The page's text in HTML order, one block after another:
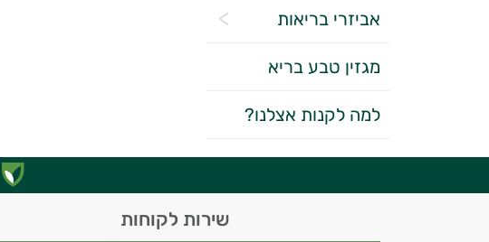
אביזרי בריאות
מגזין טבע בריא
למה לקנות אצלנו?
שירות לקוחות
יועץ בריאות אישי AI